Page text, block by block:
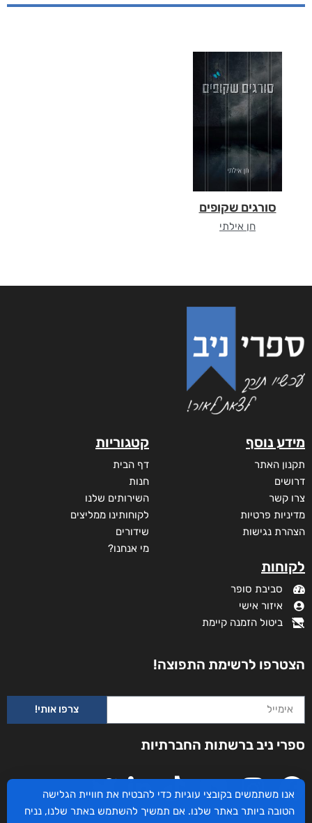
סורגים שקופים
חן אילתי
מידע נוסף
תקנון האתר
דרושים
צרו קשר
מדיניות פרטיות
הצהרת נגישות
לקוחות
סביבת סופר
איזור אישי
ביטול הזמנה קיימת
קטגוריות
דף הבית
חנות
השירותים שלנו
לקוחותינו ממליצים
שידורים
מי אנחנו?
הצטרפו לרשימת התפוצה!
צרפו אותי!
ספרי ניב ברשתות החברתיות
אנו משתמשים בקובצי עוגיות כדי להבטיח את חוויית הגלישה
הטובה ביותר באתר שלנו. אם תמשיך להשתמש באתר שלנו, נניח